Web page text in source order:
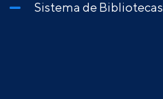
Sistema de Bibliotecas